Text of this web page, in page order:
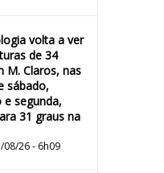
volta a ver
de 34
M. Claros, nas
sábado,
segunda,
31 graus na
08/26 - 6h09